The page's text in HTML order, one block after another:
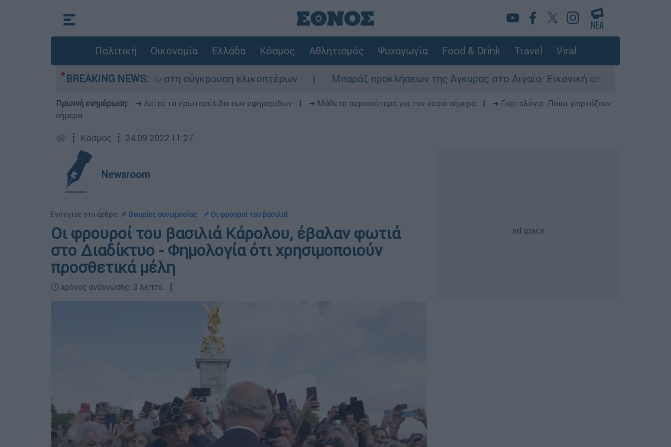
Πολιτική Οικονομία Ελλάδα Κόσμος Αθλητισμός Ψυχαγωγία Food & Drink Travel Viral
BREAKING NEWS:
που έχασε τη ζωή του στη σύγκρουση ελικοπτέρων Μπαράζ προκλήσεων της Άγκυρας στο Αιγαίο: Εικονική αερομαχία ανάμεσα σε
Πρωινή ενημέρωση: ➔ Δείτε τα πρωτοσέλιδα των εφημερίδων ➔ Μάθετε περισσότερα για τον καιρό σήμερα
➔ Εορτολόγιο: Ποιοι γιορτάζουν
σήμερα
┋ Κόσμος ┋ 24.09.2022 11:27
Newsroom
Ενότητες στο άρθρο: 📌 Θεωρίες συνωμοσίας 📌 Οι φρουροί του βασιλιά
Οι φρουροί του βασιλιά Κάρολου, έβαλαν φωτιά
στο Διαδίκτυο - Φημολογία ότι χρησιμοποιούν
προσθετικά μέλη
🕛 χρόνος ανάγνωσης: 3 λεπτά ┋